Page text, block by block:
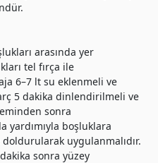
arasında yer
tel fırça ile
6–7 lt su eklenmeli ve
5 dakika dinlendirilmeli ve
sonra
yardımıyla boşluklara
uygulanmalıdır.
sonra yüzey